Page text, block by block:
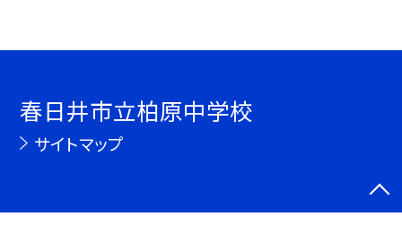
春日井市立柏原中学校
サイトマップ